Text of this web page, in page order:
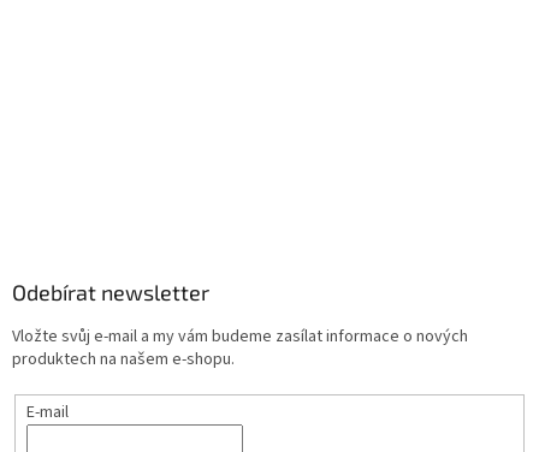
Odebírat newsletter
Vložte svůj e-mail a my vám budeme zasílat informace o nových
produktech na našem e-shopu.
E-mail